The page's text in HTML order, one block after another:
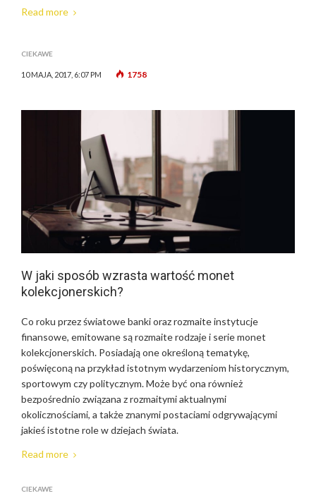
Read more
CIEKAWE
10 MAJA, 2017, 6:07 PM 1758
W jaki sposób wzrasta wartość monet
kolekcjonerskich?
Co roku przez światowe banki oraz rozmaite instytucje
finansowe, emitowane są rozmaite rodzaje i serie monet
kolekcjonerskich. Posiadają one określoną tematykę,
poświęconą na przykład istotnym wydarzeniom historycznym,
sportowym czy politycznym. Może być ona również
bezpośrednio związana z rozmaitymi aktualnymi
okolicznościami, a także znanymi postaciami odgrywającymi
jakieś istotne role w dziejach świata.
Read more
CIEKAWE